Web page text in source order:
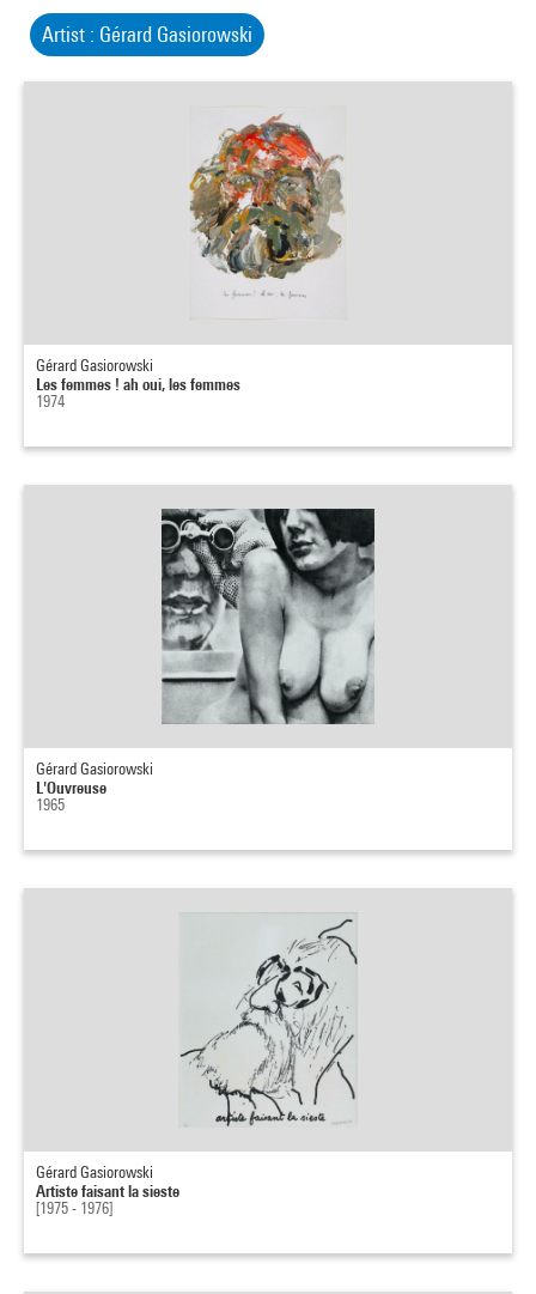
Artist : Gérard Gasiorowski
Gérard Gasiorowski
Les femmes ! ah oui, les femmes
1974
Gérard Gasiorowski
L'Ouvreuse
1965
Gérard Gasiorowski
Artiste faisant la sieste
[1975 - 1976]